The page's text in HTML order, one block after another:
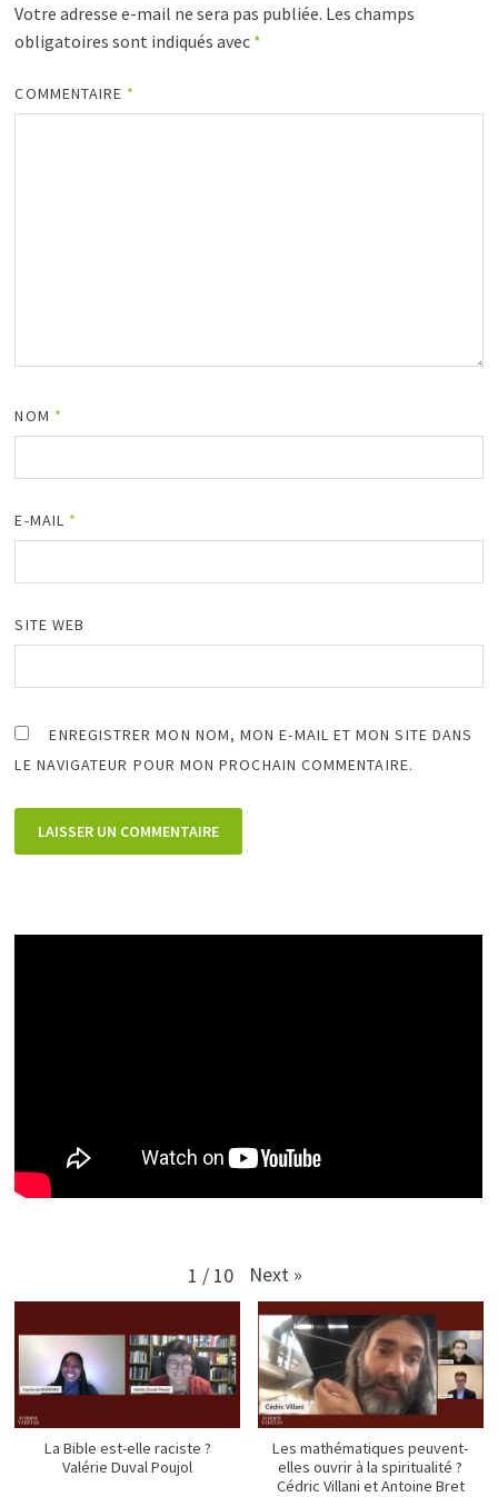
Votre adresse e-mail ne sera pas publiée. Les champs
obligatoires sont indiqués avec *
COMMENTAIRE *
NOM *
E-MAIL *
SITE WEB
ENREGISTRER MON NOM, MON E-MAIL ET MON SITE DANS
LE NAVIGATEUR POUR MON PROCHAIN COMMENTAIRE.
1 / 10 Next »
La Bible est-elle raciste ?
Valérie Duval Poujol
Les mathématiques peuvent-
elles ouvrir à la spiritualité ?
Cédric Villani et Antoine Bret